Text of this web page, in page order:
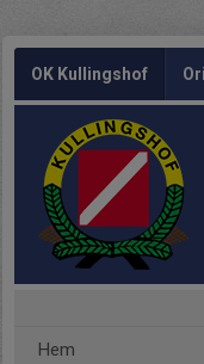
OK Kullingshof
Hem